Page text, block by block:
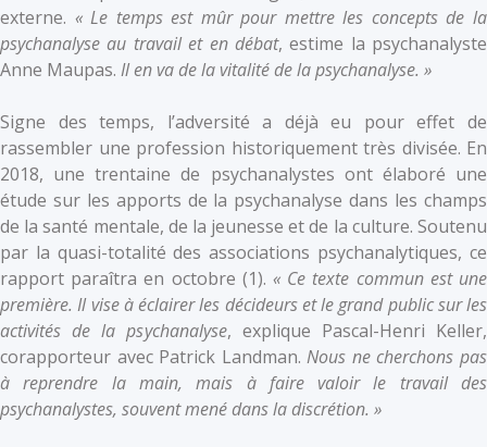
externe. « Le temps est mûr pour mettre les concepts de la
psychanalyse au travail et en débat, estime la psychanalyste
Anne Maupas. Il en va de la vitalité de la psychanalyse. »
Signe des temps, l’adversité a déjà eu pour effet de
rassembler une profession historiquement très divisée. En
2018, une trentaine de psychanalystes ont élaboré une
étude sur les apports de la psychanalyse dans les champs
de la santé mentale, de la jeunesse et de la culture. Soutenu
par la quasi-totalité des associations psychanalytiques, ce
rapport paraîtra en octobre (1). « Ce texte commun est une
première. Il vise à éclairer les décideurs et le grand public sur les
activités de la psychanalyse, explique Pascal-Henri Keller,
corapporteur avec Patrick Landman. Nous ne cherchons pas
à reprendre la main, mais à faire valoir le travail des
psychanalystes, souvent mené dans la discrétion. »